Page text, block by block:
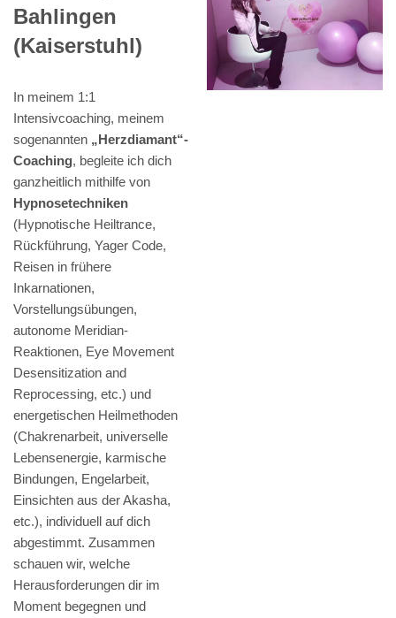
Bahlingen
(Kaiserstuhl)
In meinem 1:1
Intensivcoaching, meinem
sogenannten „Herzdiamant“-
Coaching, begleite ich dich
ganzheitlich mithilfe von
Hypnosetechniken
(Hypnotische Heiltrance,
Rückführung, Yager Code,
Reisen in frühere
Inkarnationen,
Vorstellungsübungen,
autonome Meridian-
Reaktionen, Eye Movement
Desensitization and
Reprocessing, etc.) und
energetischen Heilmethoden
(Chakrenarbeit, universelle
Lebensenergie, karmische
Bindungen, Engelarbeit,
Einsichten aus der Akasha,
etc.), individuell auf dich
abgestimmt. Zusammen
schauen wir, welche
Herausforderungen dir im
Moment begegnen und